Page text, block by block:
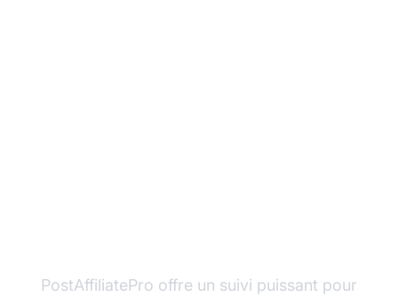
PostAffiliatePro offre un suivi puissant pour